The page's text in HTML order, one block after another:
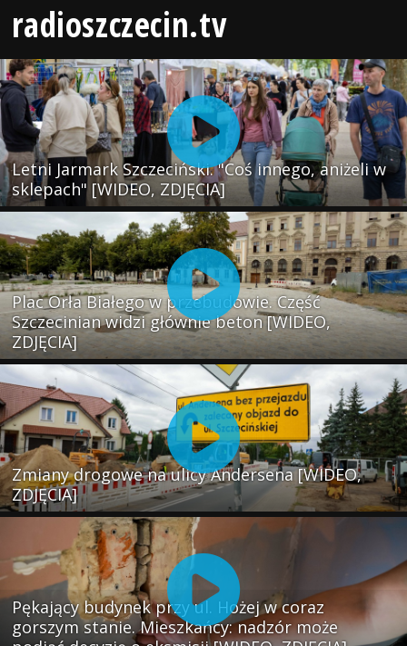
radioszczecin.tv
Letni Jarmark Szczeciński. "Coś innego, aniżeli w
sklepach" [WIDEO, ZDJĘCIA]
Plac Orła Białego w przebudowie. Część
Szczecinian widzi głównie beton [WIDEO,
ZDJĘCIA]
Zmiany drogowe na ulicy Andersena [WIDEO,
ZDJĘCIA]
Pękający budynek przy ul. Hożej w coraz
gorszym stanie. Mieszkańcy: nadzór może